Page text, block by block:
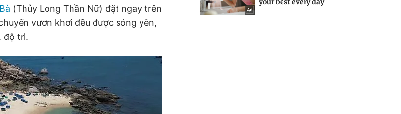
(Thủy Long Thần Nữ) đặt ngay trên
vươn khơi đều được sóng yên,
độ trì.